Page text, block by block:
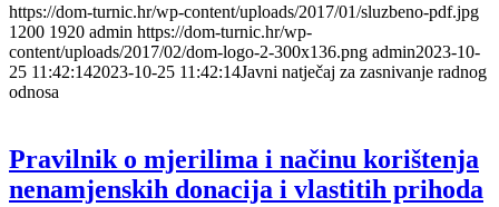
https://dom-turnic.hr/wp-content/uploads/2017/01/sluzbeno-pdf.jpg
1200 1920 admin https://dom-turnic.hr/wp-
content/uploads/2017/02/dom-logo-2-300x136.png admin2023-10-
25 11:42:142023-10-25 11:42:14Javni natječaj za zasnivanje radnog
odnosa
Pravilnik o mjerilima i načinu korištenja
nenamjenskih donacija i vlastitih prihoda